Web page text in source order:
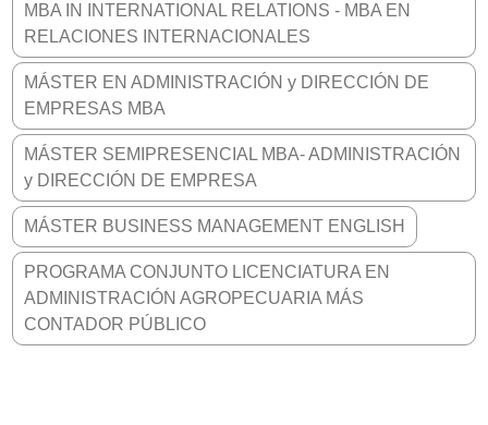
MBA IN INTERNATIONAL RELATIONS - MBA EN
RELACIONES INTERNACIONALES
MÁSTER EN ADMINISTRACIÓN y DIRECCIÓN DE
EMPRESAS MBA
MÁSTER SEMIPRESENCIAL MBA- ADMINISTRACIÓN
y DIRECCIÓN DE EMPRESA
MÁSTER BUSINESS MANAGEMENT ENGLISH
PROGRAMA CONJUNTO LICENCIATURA EN
ADMINISTRACIÓN AGROPECUARIA MÁS
CONTADOR PÚBLICO